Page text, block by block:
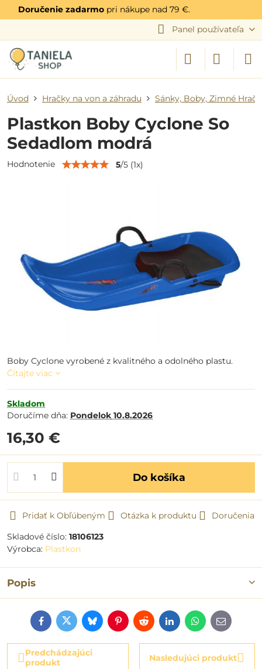
Doručenie zadarmo pri nákupe nad 79 €.
Panel používateľa
Úvod Hračky na von a záhradu Sánky, Boby, Zimné
Plastkon Boby Cyclone So
Sedadlom modrá
Hodnotenie 5/5 (1x)
Boby Cyclone vyrobené z kvalitného a odolného plastu.
Čítajte viac
Skladom
Doručíme dňa: Pondelok 10.8.2026
16,30 €
Do košíka
Pridať k Obľúbeným Otázka k produktu
Doručenia
Skladové číslo: 18106123
Výrobca: Plastkon
Popis
FacebookTwitterBlueskyPinterestRedditLinkedInWhatsApp
E-
mail
Predchádzajúci
produkt
Nasledujúci produkt